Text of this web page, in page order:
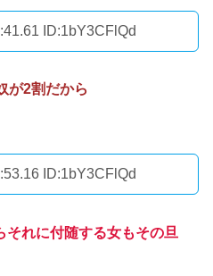
ID:1bY3CFlQd
が2割だから
ID:1bY3CFlQd
それに付随する女もその旦